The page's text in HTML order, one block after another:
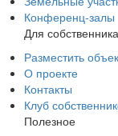
Конференц-залы
Для собственника
Разместить
О проекте
Контакты
Клуб
Полезное